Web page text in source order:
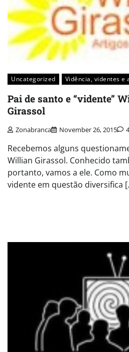
Uncategorized Vidência, videntes e
Pai de santo e “vidente”
Girassol
Zonabranca November 26, 2015 4
Recebemos alguns
Willian Girassol. Conhecido
portanto, vamos a ele. Como
vidente em questão diversifica